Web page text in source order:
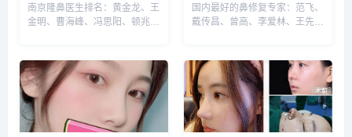
南京隆鼻医生排名：黄金龙、王
金明、曹海峰、冯思阳、顿兆、
约或咨询添加微信号：
wuyoubianmei，查询更多医生
口碑和案例。...
国内最好的鼻修复专家：范飞、
戴传昌、曾高、李爱林、王先
咨询添加微信号：
wuyoubianmei，查询更多医生
口碑和案例。...